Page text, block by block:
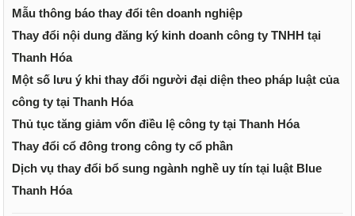
Mẫu thông báo thay đổi tên doanh nghiệp
Thay đổi nội dung đăng ký kinh doanh công ty TNHH tại
Thanh Hóa
Một số lưu ý khi thay đổi người đại diện theo pháp luật của
công ty tại Thanh Hóa
Thủ tục tăng giảm vốn điều lệ công ty tại Thanh Hóa
Thay đổi cổ đông trong công ty cổ phần
Dịch vụ thay đổi bổ sung ngành nghề uy tín tại luật Blue
Thanh Hóa